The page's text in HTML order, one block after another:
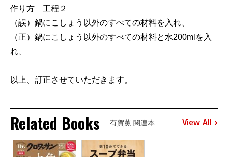
作り方 工程２
（誤）鍋にこしょう以外のすべての材料を入れ、
（正）鍋にこしょう以外のすべての材料と水200mlを入
れ、
以上、訂正させていただきます。
Related Books 有賀薫 関連本 View All